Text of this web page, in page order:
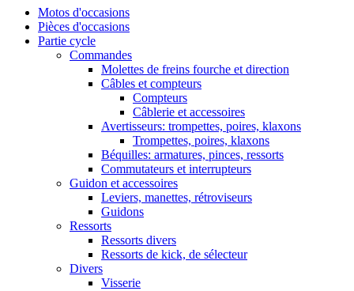
Motos d'occasions
Pièces d'occasions
Partie cycle
Commandes
Molettes de freins fourche et direction
Câbles et compteurs
Compteurs
Câblerie et accessoires
Avertisseurs: trompettes, poires, klaxons
Trompettes, poires, klaxons
Béquilles: armatures, pinces, ressorts
Commutateurs et interrupteurs
Guidon et accessoires
Leviers, manettes, rétroviseurs
Guidons
Ressorts
Ressorts divers
Ressorts de kick, de sélecteur
Divers
Visserie